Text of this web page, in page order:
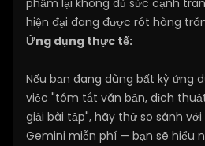
phẩm lại không đủ sức cạnh
hiện đại đang được rót hàng
Ứng dụng thực tế:
Nếu bạn đang dùng bất kỳ ứng
việc "tóm tắt văn bản, dịch
giải bài tập", hãy thử so sánh
Gemini miễn phí — bạn sẽ hiểu